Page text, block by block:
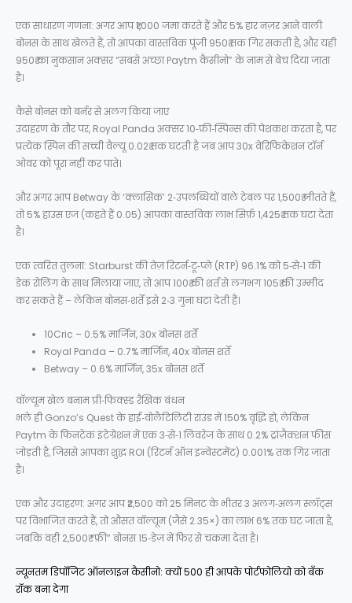
एक साधारण गणना: अगर आप ₹1,000 जमा करते हैं और 5% हार नज़र आने वाली
बोनस के साथ खेलते हैं, तो आपका वास्तविक पूंजी 950₹ तक गिर सकती है, और यही
950₹ का नुकसान अक्सर “सबसे अच्छा Paytm कैसीनो” के नाम से बेच दिया जाता
है।
कैसे बोनस को बर्नर से अलग किया जाए
उदाहरण के तौर पर, Royal Panda अक्सर 10‑फ्री‑स्पिन्स की पेशकश करता है, पर
प्रत्येक स्पिन की सच्ची वैल्यू 0.02₹ तक घटती है जब आप 30x वेरिफिकेशन टॉर्न
ओवर को पूरा नहीं कर पाते।
और अगर आप Betway के ‘क्लासिक’ 2‑उपलब्धियों वाले टेबल पर 1,500₹ जीतते हैं,
तो 5% हाउस एज (कहते हैं 0.05) आपका वास्तविक लाभ सिर्फ़ 1,425₹ तक घटा देता
है।
एक त्वरित तुलना: Starburst की तेज़ रिटर्न‑टू‑प्ले (RTP) 96.1% को 5‑से‑1 की
डेक रोलिंग के साथ मिलाया जाए, तो आप 100₹ की शर्त से लगभग 105₹ की उम्मीद
कर सकते हैं – लेकिन बोनस‑शर्तें इसे 2‑3 गुना घटा देती हैं।
10Cric – 0.5% मार्जिन, 30x बोनस शर्तें
Royal Panda – 0.7% मार्जिन, 40x बोनस शर्तें
Betway – 0.6% मार्जिन, 35x बोनस शर्तें
वॉल्यूम खेल बनाम प्री‑फिक्स्ड रैखिक बंधन
भले ही Gonzo’s Quest के हाई‑वोलैटिलिटी राउंड में 150% वृद्धि हो, लेकिन
Paytm के फिनटेक इंटेग्रेशन में एक 3‑से‑1 लिवरेज के साथ 0.2% ट्रांज़ैक्शन फीस
जोड़ती है, जिससे आपका शुद्ध ROI (रिटर्न ऑन इन्वेस्टमेंट) 0.001% तक गिर जाता
है।
एक और उदाहरण: अगर आप ₹2,500 को 25 मिनट के भीतर 3 अलग‑अलग स्लॉट्स
पर विभाजित करते हैं, तो औसत वॉल्यूम (जैसे 2.35×) का लाभ 6% तक घट जाता है,
जबकि वही 2,500₹ “फ्री” बोनस 15‑डेज़ में फिर से चकमा देता है।
न्यूनतम डिपॉजिट ऑनलाइन कैसीनो: क्यों ₹500 ही आपके पोर्टफोलियो को बँक
रॉक बना देगा